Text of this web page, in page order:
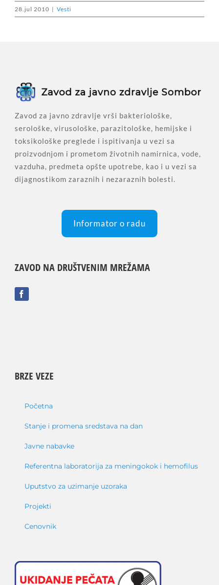
28.jul 2010 | Vesti
Zavod za javno zdravlje vrši bakteriološke,
serološke, virusološke, parazitološke, hemijske i
toksikološke preglede i ispitivanja u vezi sa
proizvodnjom i prometom životnih namirnica, vode,
vazduha, predmeta opšte upotrebe, kao i u vezi sa
dijagnostikom zaraznih i nezaraznih bolesti.
Informator o radu
ZAVOD NA DRUŠTVENIM MREŽAMA
BRZE VEZE
Početna
Stanje i promena sredstava na dan
Javne nabavke
Referentna laboratorija za meningokok i hemofilus
Uputstvo za uzimanje uzoraka
Projekti
Cenovnik